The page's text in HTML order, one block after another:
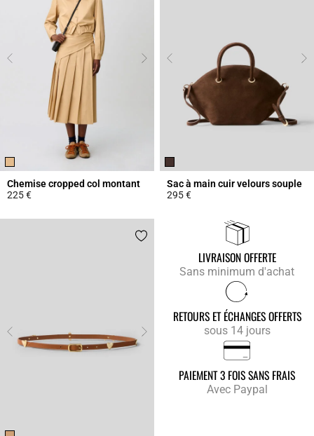
Chemise cropped col montant
225 €
Sac à main cuir velours souple
295 €
LIVRAISON OFFERTE
Sans minimum d'achat
RETOURS ET ÉCHANGES OFFERTS
sous 14 jours
PAIEMENT 3 FOIS SANS FRAIS
Avec Paypal